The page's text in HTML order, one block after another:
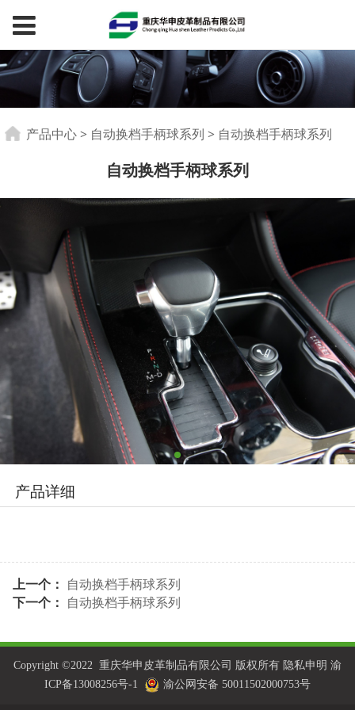
自动换档手柄球系列
产品中心> 自动换档手柄球系列 > 自动换档手柄球系列
自动换档手柄球系列
产品详细
上一个： 自动换档手柄球系列
下一个： 自动换档手柄球系列
Copyright ©2022 重庆华申皮革制品有限公司 版权所有 隐私申明 渝
ICP备13008256号-1
渝公网安备 50011502000753号